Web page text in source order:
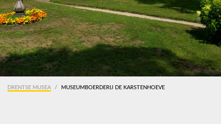
DRENTSE MUSEA MUSEUMBOERDERIJ DE KARSTENHOEVE